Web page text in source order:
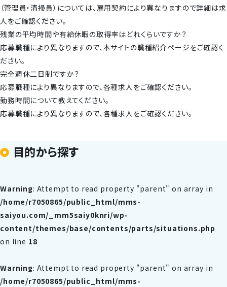
（管理員・清掃員）については、雇用契約により異なりますので詳細は求
人をご確認ください。
残業の平均時間や有給休暇の取得率はどれくらいですか？
応募職種により異なりますので、本サイトの職種紹介ページをご確認く
ださい。
完全週休二日制ですか？
応募職種により異なりますので、各種求人をご確認ください。
勤務時間について教えてください。
応募職種により異なりますので、各種求人をご確認ください。
目的から探す
Warning: Attempt to read property "parent" on array in
/home/r7050865/public_html/mms-
saiyou.com/_mm5saiy0knri/wp-
content/themes/base/contents/parts/situations.php
on line 18
Warning: Attempt to read property "parent" on array in
/home/r7050865/public_html/mms-